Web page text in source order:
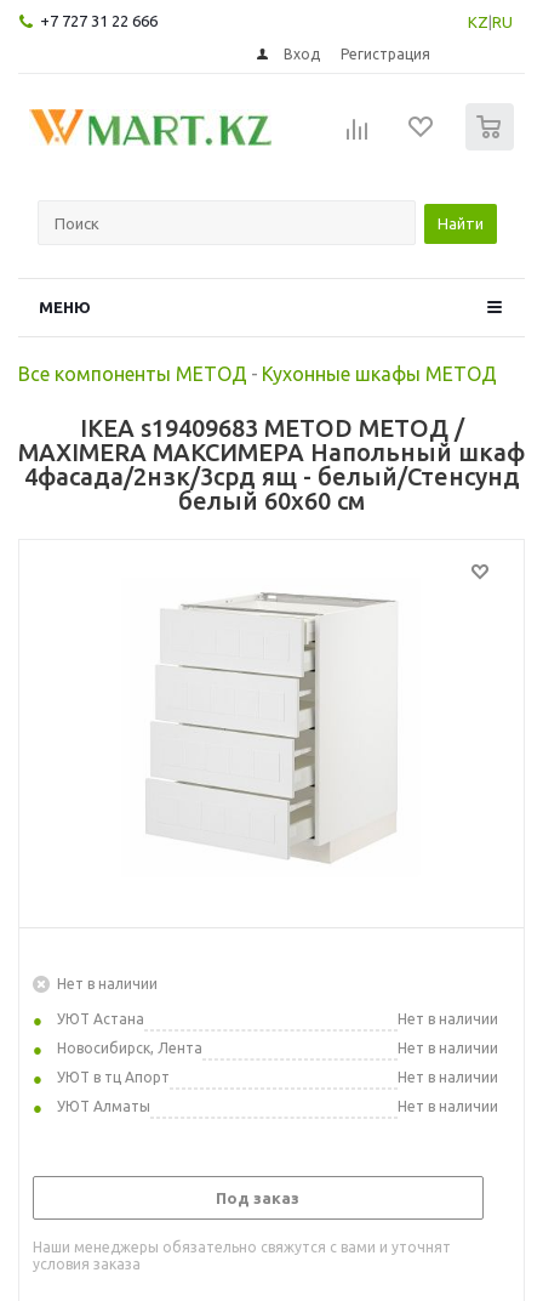
+7 727 31 22 666 KZ RU
Вход Регистрация
Найти
МЕНЮ
Все компоненты МЕТОД - Кухонные шкафы МЕТОД
IKEA s19409683 METOD МЕТОД /
MAXIMERA МАКСИМЕРА Напольный шкаф
4фасада/2нзк/3срд ящ - белый/Стенсунд
белый 60x60 см
Нет в наличии
УЮТ Астана
Нет в наличии
Новосибирск, Лента
Нет в наличии
УЮТ в тц Апорт
Нет в наличии
УЮТ Алматы
Нет в наличии
Под заказ
Наши менеджеры обязательно свяжутся с вами и уточнят
условия заказа